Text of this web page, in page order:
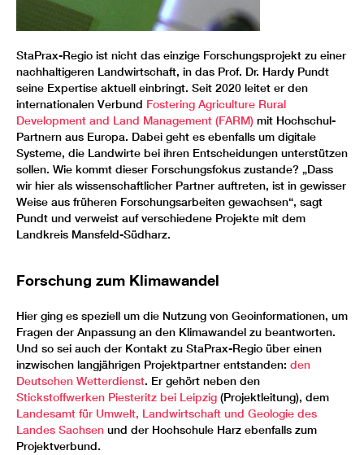
StaPrax-Regio ist nicht das einzige Forschungsprojekt zu einer
nachhaltigeren Landwirtschaft, in das Prof. Dr. Hardy Pundt
seine Expertise aktuell einbringt. Seit 2020 leitet er den
internationalen Verbund Fostering Agriculture Rural
Development and Land Management (FARM) mit Hochschul-
Partnern aus Europa. Dabei geht es ebenfalls um digitale
Systeme, die Landwirte bei ihren Entscheidungen unterstützen
sollen. Wie kommt dieser Forschungsfokus zustande? „Dass
wir hier als wissenschaftlicher Partner auftreten, ist in gewisser
Weise aus früheren Forschungsarbeiten gewachsen“, sagt
Pundt und verweist auf verschiedene Projekte mit dem
Landkreis Mansfeld-Südharz.
Forschung zum Klimawandel
Hier ging es speziell um die Nutzung von Geoinformationen, um
Fragen der Anpassung an den Klimawandel zu beantworten.
Und so sei auch der Kontakt zu StaPrax-Regio über einen
inzwischen langjährigen Projektpartner entstanden: den
Deutschen Wetterdienst. Er gehört neben den
Stickstoffwerken Piesteritz bei Leipzig (Projektleitung), dem
Landesamt für Umwelt, Landwirtschaft und Geologie des
Landes Sachsen und der Hochschule Harz ebenfalls zum
Projektverbund.